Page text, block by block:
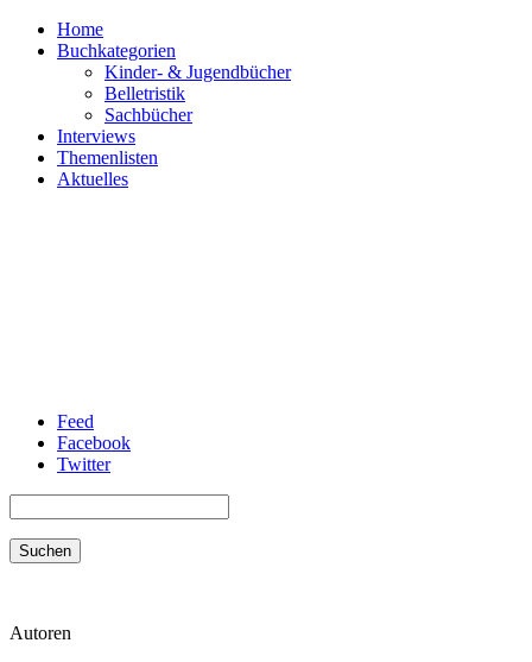
Home
Buchkategorien
Kinder- & Jugendbücher
Belletristik
Sachbücher
Interviews
Themenlisten
Aktuelles
Feed
Facebook
Twitter
Suchen
Autoren